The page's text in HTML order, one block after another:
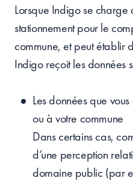
Lorsque Indigo se charge
stationnement pour le
commune, et peut établir
Indigo reçoit les données
Les données que
ou à votre commune
Dans certains cas,
d’une perception
domaine public (par